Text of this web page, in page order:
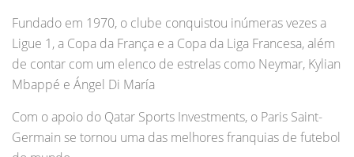
Fundado em 1970, o clube conquistou inúmeras vezes a
Ligue 1, a Copa da França e a Copa da Liga Francesa, além
de contar com um elenco de estrelas como Neymar, Kylian
Mbappé e Ángel Di María
Com o apoio do Qatar Sports Investments, o Paris Saint-
Germain se tornou uma das melhores franquias de futebol